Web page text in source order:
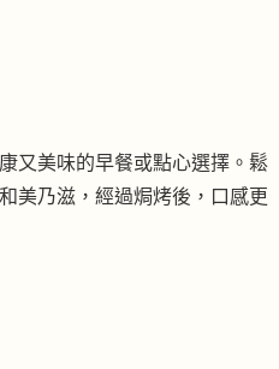
又美味的早餐或點心選擇。鬆
美乃滋，經過焗烤後，口感更